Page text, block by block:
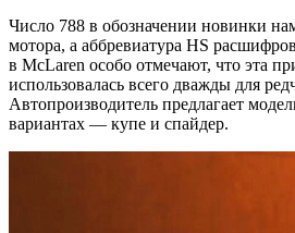
Число 788 в обозначении новинки
мотора, а аббревиатура HS
в McLaren особо отмечают, что эта
использовалась всего дважды для
Автопроизводитель предлагает
вариантах — купе и спайдер.